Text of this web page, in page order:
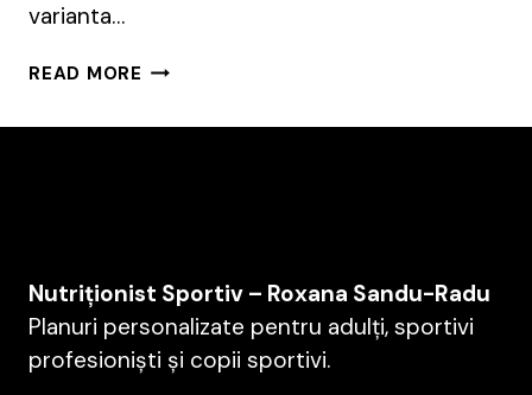
varianta…
READ MORE OFERA
Nutriționist Sportiv – Roxana Sandu-Radu
Planuri personalizate pentru adulți, sportivi
profesioniști și copii sportivi.